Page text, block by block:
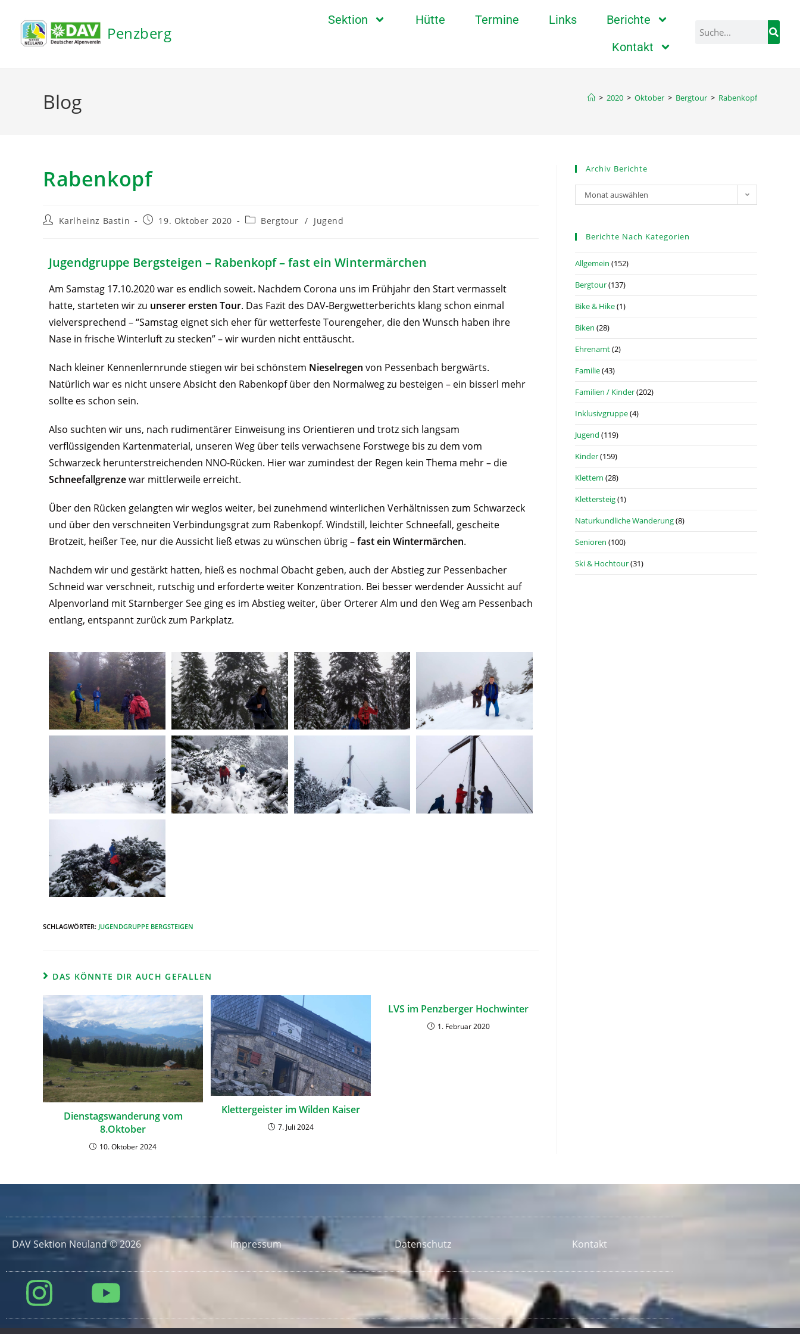
Penzberg
Sektion Hütte Termine Links
Berichte
Kontakt
Blog > 2020 > Oktober > Bergtour > Rabenkopf
Rabenkopf
Karlheinz Bastin 19. Oktober 2020 Bergtour / Jugend
Jugendgruppe Bergsteigen – Rabenkopf – fast ein Wintermärchen
Am Samstag 17.10.2020 war es endlich soweit. Nachdem Corona uns im Frühjahr den Start vermasselt
hatte, starteten wir zu unserer ersten Tour. Das Fazit des DAV-Bergwetterberichts klang schon einmal
vielversprechend – “Samstag eignet sich eher für wetterfeste Tourengeher, die den Wunsch haben ihre
Nase in frische Winterluft zu stecken” – wir wurden nicht enttäuscht.
Nach kleiner Kennenlernrunde stiegen wir bei schönstem Nieselregen von Pessenbach bergwärts.
Natürlich war es nicht unsere Absicht den Rabenkopf über den Normalweg zu besteigen – ein bisserl mehr
sollte es schon sein.
Also suchten wir uns, nach rudimentärer Einweisung ins Orientieren und trotz sich langsam
verflüssigenden Kartenmaterial, unseren Weg über teils verwachsene Forstwege bis zu dem vom
Schwarzeck herunterstreichenden NNO-Rücken. Hier war zumindest der Regen kein Thema mehr – die
Schneefallgrenzewar mittlerweile erreicht.
Über den Rücken gelangten wir weglos weiter, bei zunehmend winterlichen Verhältnissen zum Schwarzeck
und über den verschneiten Verbindungsgrat zum Rabenkopf. Windstill, leichter Schneefall, gescheite
Brotzeit, heißer Tee, nur die Aussicht ließ etwas zu wünschen übrig –fast ein Wintermärchen.
Nachdem wir und gestärkt hatten, hieß es nochmal Obacht geben, auch der Abstieg zur Pessenbacher
Schneid war verschneit, rutschig und erforderte weiter Konzentration. Bei besser werdender Aussicht auf
Alpenvorland mit Starnberger See ging es im Abstieg weiter, über Orterer Alm und den Weg am Pessenbach
entlang, entspannt zurück zum Parkplatz.
SCHLAGWÖRTER: JUGENDGRUPPE BERGSTEIGEN
DAS KÖNNTE DIR AUCH GEFALLEN
Dienstagswanderung vom
8.Oktober
10. Oktober 2024
Klettergeister im Wilden Kaiser
7. Juli 2024
LVS im Penzberger Hochwinter
1. Februar 2020
Archiv Berichte
Monat auswählen
Berichte Nach Kategorien
Allgemein (152)
Bergtour(137)
Bike & Hike(1)
Biken (28)
Ehrenamt(2)
Familie(43)
Familien / Kinder(202)
Inklusivgruppe(4)
Jugend (119)
Kinder(159)
Klettern (28)
Klettersteig(1)
Naturkundliche Wanderung(8)
Senioren (100)
Ski & Hochtour(31)
DAV Sektion Neuland © 2026 Impressum Datenschutz Kontakt